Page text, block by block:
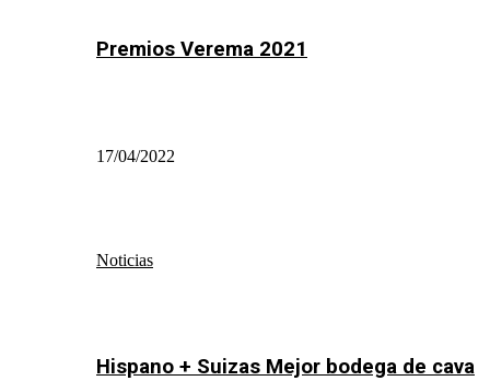
Premios Verema 2021
17/04/2022
Noticias
Hispano + Suizas Mejor bodega de cava